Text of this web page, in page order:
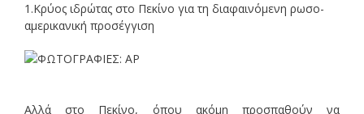
1.Κρύος ιδρώτας στο Πεκίνο για τη διαφαινόμενη ρωσο-
αμερικανική προσέγγιση
Αλλά στο Πεκίνο, όπου ακόμη προσπαθούν να